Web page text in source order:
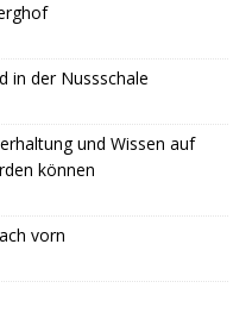
in der Nussschale
und Wissen auf
können
vorn